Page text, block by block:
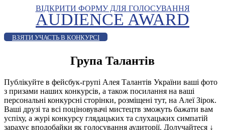
ВІДКРИТИ ФОРМУ ДЛЯ ГОЛОСУВАННЯ
AUDIENCE AWARD
ВЗЯТИ УЧАСТЬ В КОНКУРСІ
Група Талантів
Публікуйте в фейсбук-групі Алея Талантів України ваші фото
з призами наших конкурсів, а також посилання на ваші
персональні конкурсні сторінки, розміщені тут, на Алеї Зірок.
Ваші друзі та всі поціновувачі мистецтв зможуть бажати вам
успіху, а журі конкурсу глядацьких та слухацьких симпатій
зарахує вподобайки як голосування аудиторії. Долучайтеся ↓